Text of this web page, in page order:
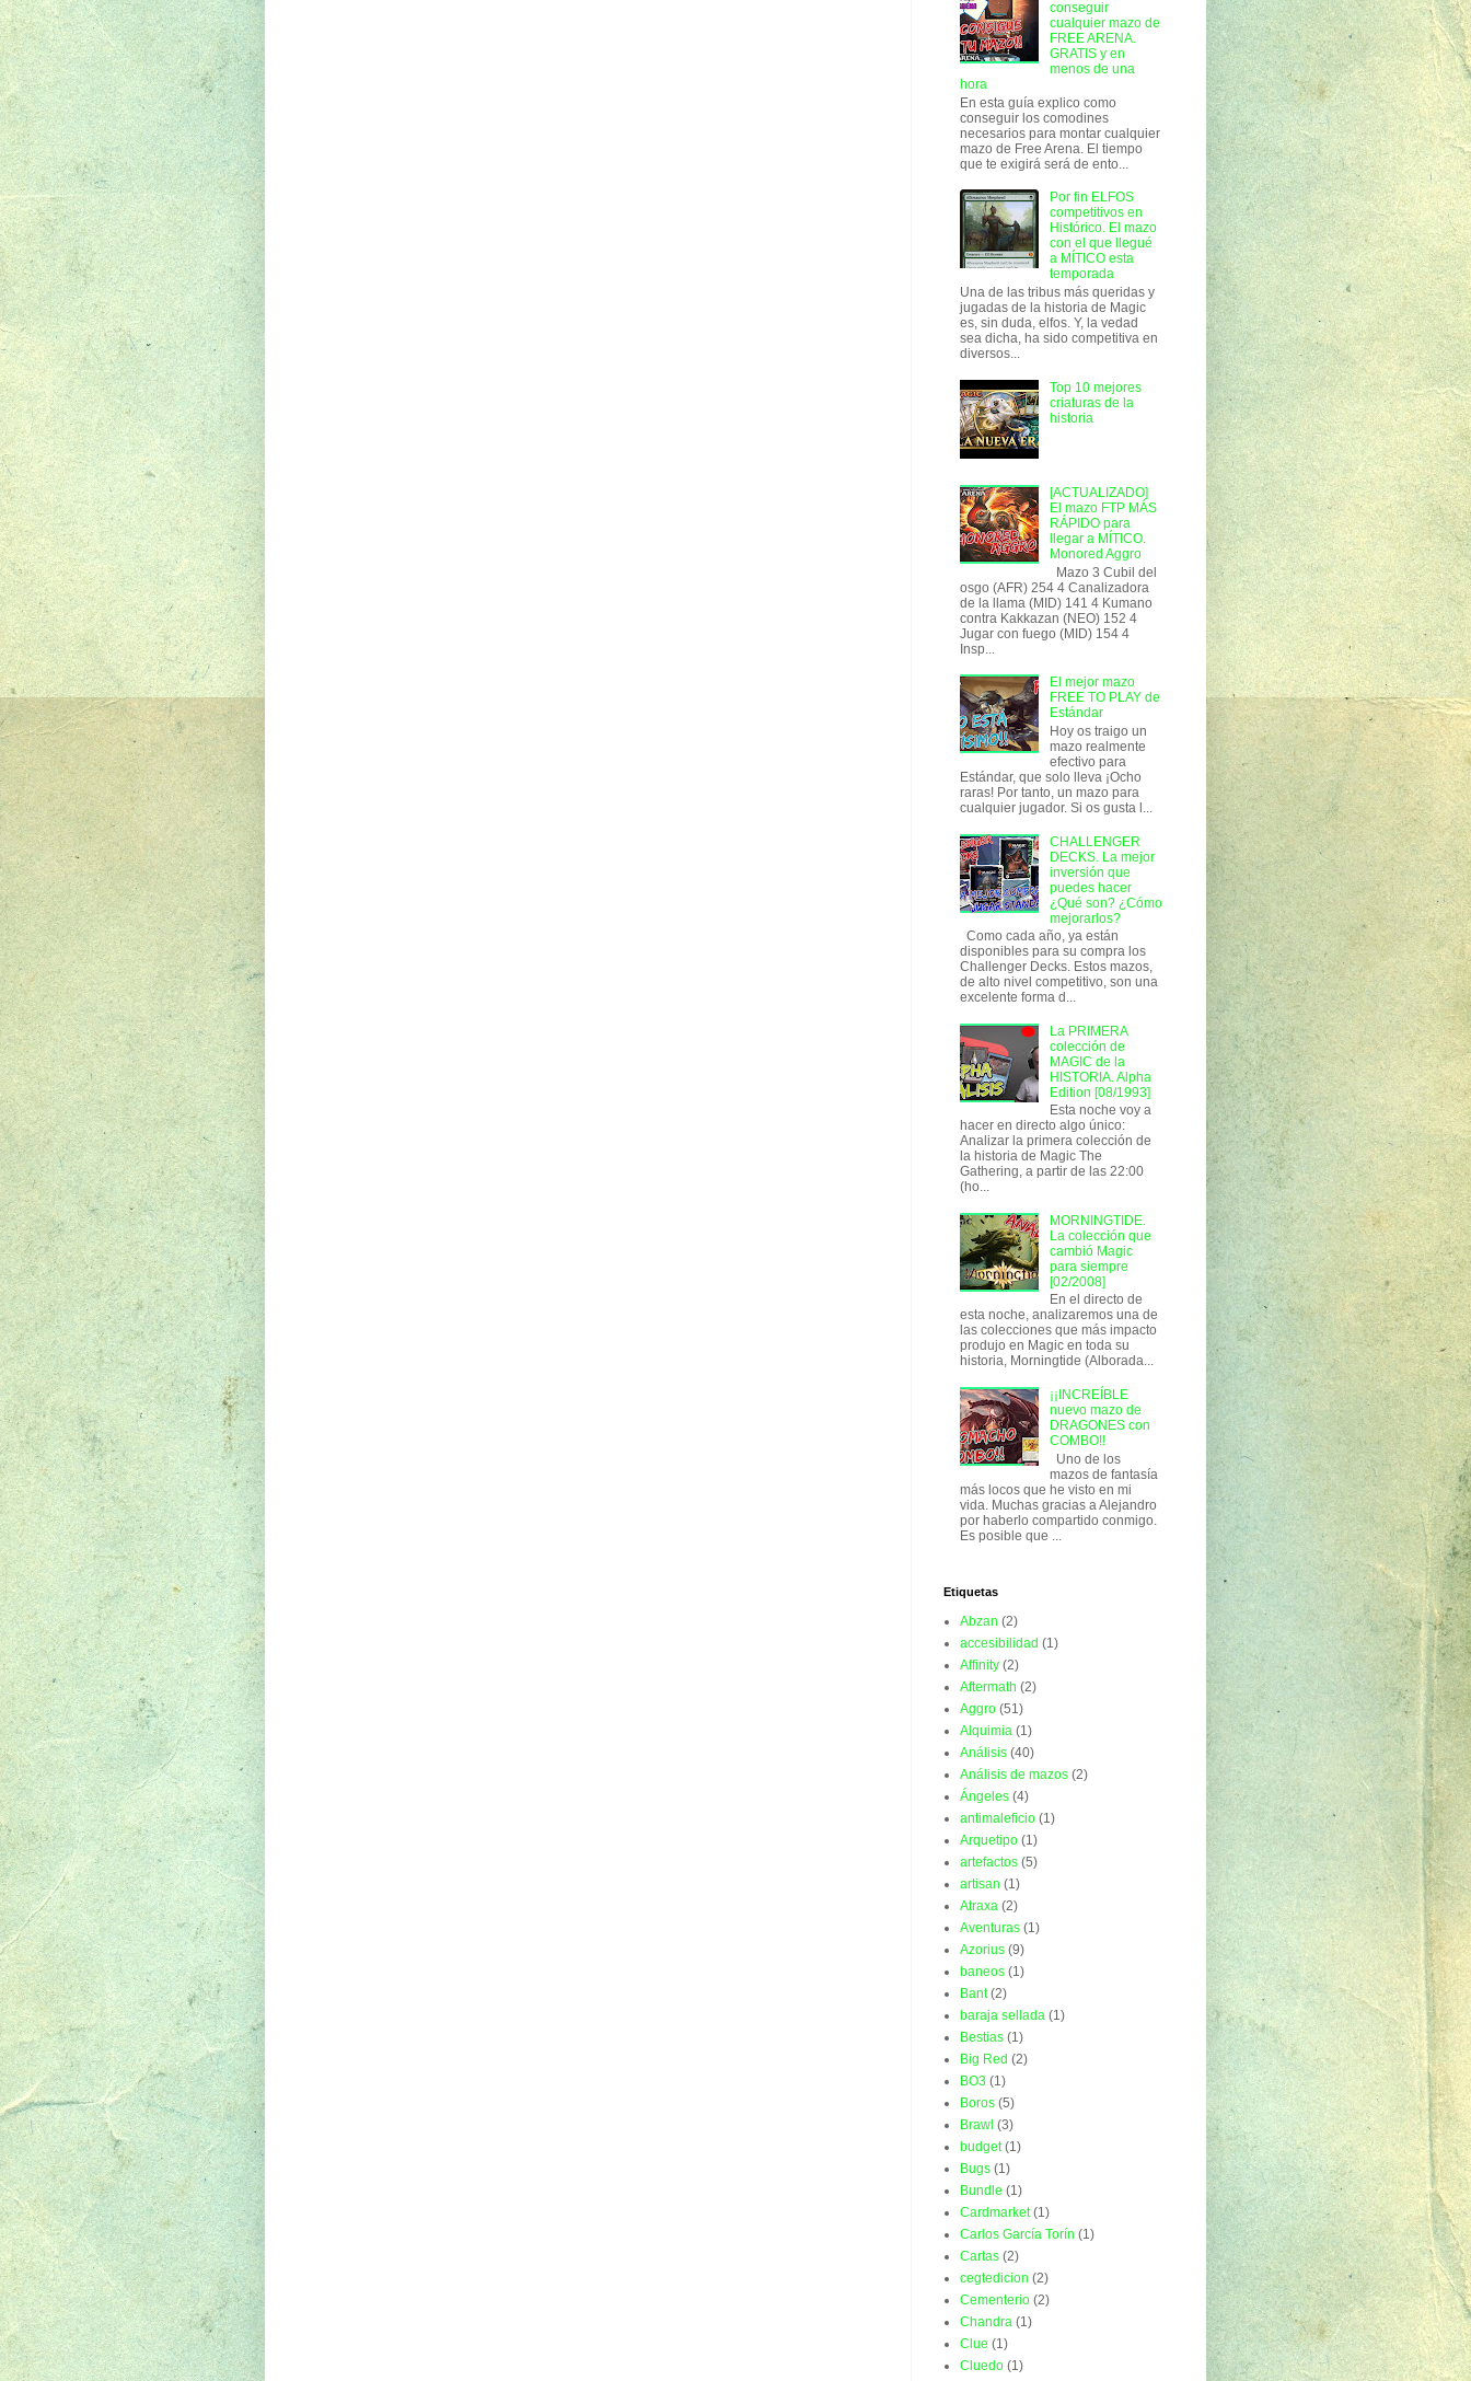
conseguir
cualquier mazo de
FREE ARENA.
GRATIS y en
menos de una
hora
En esta guía explico como
conseguir los comodines
necesarios para montar cualquier
mazo de Free Arena. El tiempo
que te exigirá será de ento...
Por fin ELFOS
competitivos en
Histórico. El mazo
con el que llegué
a MÍTICO esta
temporada
Una de las tribus más queridas y
jugadas de la historia de Magic
es, sin duda, elfos. Y, la vedad
sea dicha, ha sido competitiva en
diversos...
Top 10 mejores
criaturas de la
historia
[ACTUALIZADO]
El mazo FTP MÁS
RÁPIDO para
llegar a MÍTICO.
Monored Aggro
Mazo 3 Cubil del
osgo (AFR) 254 4 Canalizadora
de la llama (MID) 141 4 Kumano
contra Kakkazan (NEO) 152 4
Jugar con fuego (MID) 154 4
Insp...
El mejor mazo
FREE TO PLAY de
Estándar
Hoy os traigo un
mazo realmente
efectivo para
Estándar, que solo lleva ¡Ocho
raras! Por tanto, un mazo para
cualquier jugador. Si os gusta l...
CHALLENGER
DECKS. La mejor
inversión que
puedes hacer
¿Qué son? ¿Cómo
mejorarlos?
Como cada año, ya están
disponibles para su compra los
Challenger Decks. Estos mazos,
de alto nivel competitivo, son una
excelente forma d...
La PRIMERA
colección de
MAGIC de la
HISTORIA. Alpha
Edition [08/1993]
Esta noche voy a
hacer en directo algo único:
Analizar la primera colección de
la historia de Magic The
Gathering, a partir de las 22:00
(ho...
MORNINGTIDE.
La colección que
cambió Magic
para siempre
[02/2008]
En el directo de
esta noche, analizaremos una de
las colecciones que más impacto
produjo en Magic en toda su
historia, Morningtide (Alborada...
¡¡INCREÍBLE
nuevo mazo de
DRAGONES con
COMBO!!
Uno de los
mazos de fantasía
más locos que he visto en mi
vida. Muchas gracias a Alejandro
por haberlo compartido conmigo.
Es posible que ...
Etiquetas
Abzan (2)
accesibilidad (1)
Affinity (2)
Aftermath (2)
Aggro (51)
Alquimia (1)
Análisis (40)
Análisis de mazos (2)
Ángeles (4)
antimaleficio (1)
Arquetipo (1)
artefactos (5)
artisan (1)
Atraxa (2)
Aventuras (1)
Azorius (9)
baneos (1)
Bant (2)
baraja sellada (1)
Bestias (1)
Big Red (2)
BO3 (1)
Boros (5)
Brawl (3)
budget (1)
Bugs (1)
Bundle (1)
Cardmarket (1)
Carlos García Torín (1)
Cartas (2)
cegtedicion (2)
Cementerio (2)
Chandra (1)
Clue (1)
Cluedo (1)